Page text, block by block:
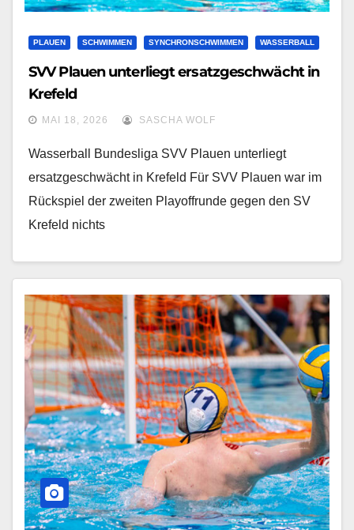
PLAUEN SCHWIMMEN SYNCHRONSCHWIMMEN WASSERBALL
SVV Plauen unterliegt ersatzgeschwächt in
Krefeld
MAI 18, 2026 SASCHA WOLF
Wasserball Bundesliga SVV Plauen unterliegt
ersatzgeschwächt in Krefeld Für SVV Plauen war im
Rückspiel der zweiten Playoffrunde gegen den SV
Krefeld nichts